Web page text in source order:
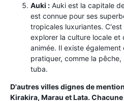
Auki : Auki est la capitale
est connue pour ses
tropicales luxuriantes.
explorer la culture locale et
animée. Il existe
pratiquer, comme la
tuba.
D'autres villes dignes de
Kirakira, Marau et Lata.